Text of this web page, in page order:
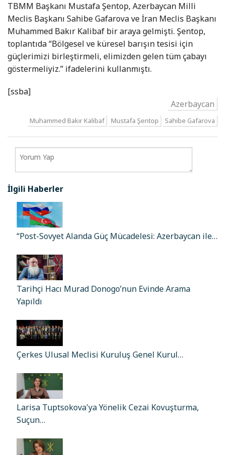
TBMM Başkanı Mustafa Şentop, Azerbaycan Milli
Meclis Başkanı Sahibe Gafarova ve İran Meclis Başkanı
Muhammed Bakır Kalibaf bir araya gelmişti. Şentop,
toplantıda “Bölgesel ve küresel barışın tesisi için
güçlerimizi birleştirmeli, elimizden gelen tüm çabayı
göstermeliyiz.” ifadelerini kullanmıştı.
[ssba]
Azerbaycan
Muhammed Bakır Kalibaf Mustafa Şentop Sahibe Gafarova
İlgili Haberler
“Post-Sovyet Alanda Güç Mücadelesi: Azerbaycan ile…
Tarihçi Hacı Murad Donogo’nun Evinde Arama
Yapıldı
Çerkes Ulusal Meclisi Kuruluş Genel Kurul…
Larisa Tuptsokova'ya Yönelik Cezai Kovuşturma,
Suçun…